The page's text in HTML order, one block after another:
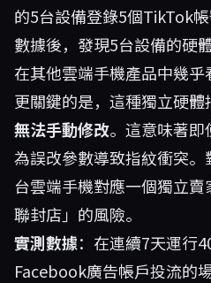
的5台設備登錄5個TikTok
數據後，發現5台設備的硬
在其他雲端手機產品中幾乎
更關鍵的是，這種獨立硬體
無法手動修改。這意味著
為誤改參數導致指紋衝突
台雲端手機對應一個獨立
聯封店」的風險。
實測數據：在連續7天運行
Facebook廣告帳戶投流的